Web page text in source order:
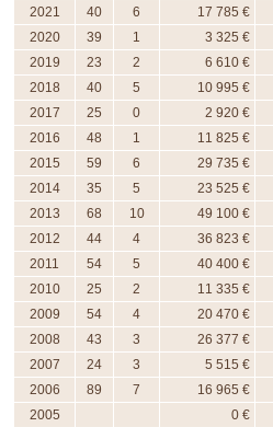
2021
40 6
17 785 €
2020
39 1
3 325 €
2019
23 2
6 610 €
2018
40 5
10 995 €
2017
25 0
2 920 €
2016
48 1
11 825 €
2015
59 6
29 735 €
2014
35 5
23 525 €
2013
68 10
49 100 €
2012
44 4
36 823 €
2011
54 5
40 400 €
2010
25 2
11 335 €
2009
54 4
20 470 €
2008
43 3
26 377 €
2007
24 3
5 515 €
2006
89 7
16 965 €
2005
0 €